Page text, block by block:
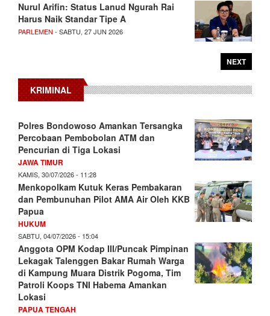
Nurul Arifin: Status Lanud Ngurah Rai
Harus Naik Standar Tipe A
PARLEMEN - SABTU, 27 JUN 2026
NEXT
KRIMINAL
Polres Bondowoso Amankan Tersangka
Percobaan Pembobolan ATM dan
Pencurian di Tiga Lokasi
JAWA TIMUR
KAMIS, 30/07/2026 - 11:28
Menkopolkam Kutuk Keras Pembakaran
dan Pembunuhan Pilot AMA Air Oleh KKB
Papua
HUKUM
SABTU, 04/07/2026 - 15:04
Anggota OPM Kodap III/Puncak Pimpinan
Lekagak Talenggen Bakar Rumah Warga
di Kampung Muara Distrik Pogoma, Tim
Patroli Koops TNI Habema Amankan
Lokasi
PAPUA TENGAH